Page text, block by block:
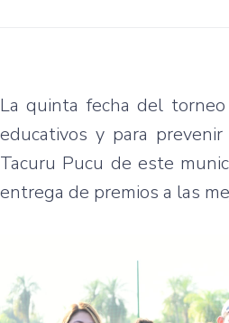
La quinta fecha del
educativos y para
Tacuru Pucu de este
entrega de premios a las